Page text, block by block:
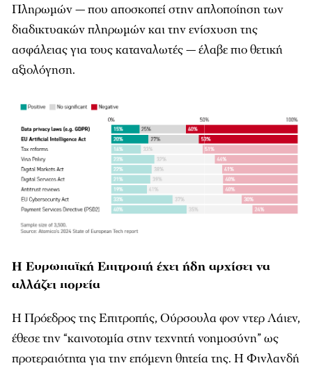
Πληρωμών — που αποσκοπεί στην απλοποίηση των
διαδικτυακών πληρωμών και την ενίσχυση της
ασφάλειας για τους καταναλωτές — έλαβε πιο θετική
αξιολόγηση.
Η Ευρωπαϊκή Επιτροπή έχει ήδη αρχίσει να
αλλάζει πορεία
Η Πρόεδρος της Επιτροπής, Ούρσουλα φον ντερ Λάιεν,
έθεσε την “καινοτομία στην τεχνητή νοημοσύνη” ως
προτεραιότητα για την επόμενη θητεία της. Η Φινλανδή